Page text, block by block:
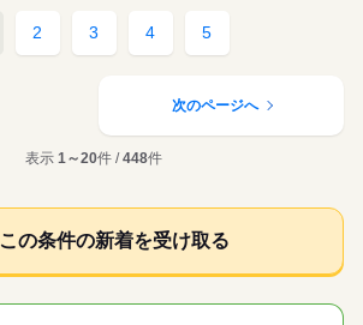
2 3 4 5
次のページへ
表示 1～20件 /448件
この条件の新着を受け取る